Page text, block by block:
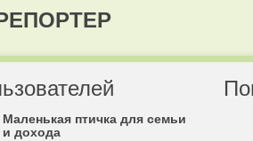
Маленькая птичка для семьи
и дохода